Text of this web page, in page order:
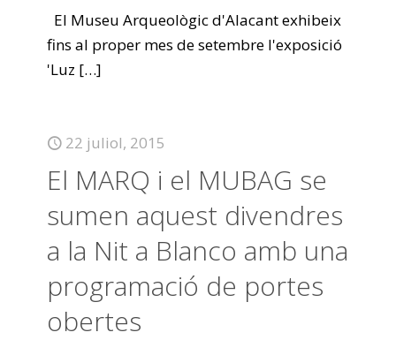
El Museu Arqueològic d'Alacant exhibeix
fins al proper mes de setembre l'exposició
'Luz […]
22 juliol, 2015
El MARQ i el MUBAG se
sumen aquest divendres
a la Nit a Blanco amb una
programació de portes
obertes